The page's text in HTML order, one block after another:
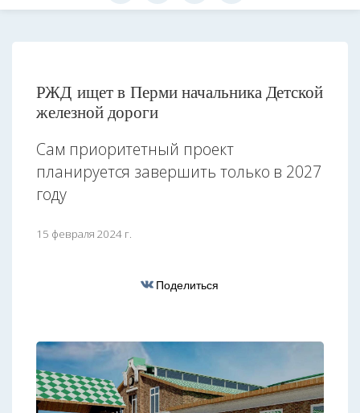
РЖД ищет в Перми начальника Детской
железной дороги
Сам приоритетный проект
планируется завершить только в 2027
году
15 февраля 2024 г.
Поделиться